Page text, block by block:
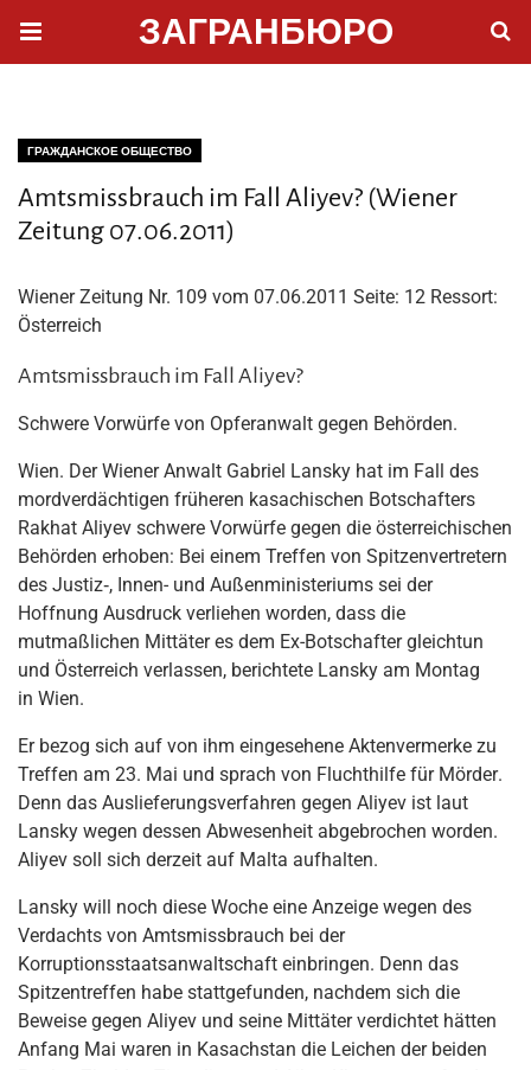
ЗАГРАНБЮРО
ГРАЖДАНСКОЕ ОБЩЕСТВО
Amtsmissbrauch im Fall Aliyev? (Wiener
Zeitung 07.06.2011)
Wiener Zeitung Nr. 109 vom 07.06.2011 Seite: 12 Ressort:
Österreich
Amtsmissbrauch im Fall Aliyev?
Schwere Vorwürfe von Opferanwalt gegen Behörden.
Wien. Der Wiener Anwalt Gabriel Lansky hat im Fall des
mordverdächtigen früheren kasachischen Botschafters
Rakhat Aliyev schwere Vorwürfe gegen die österreichischen
Behörden erhoben: Bei einem Treffen von Spitzenvertretern
des Justiz‑, Innen- und Außenministeriums sei der
Hoffnung Ausdruck verliehen worden, dass die
mutmaßlichen Mittäter es dem Ex-Botschafter gleichtun
und Österreich verlassen, berichtete Lansky am Montag
in Wien.
Er bezog sich auf von ihm eingesehene Aktenvermerke zu
Treffen am 23. Mai und sprach von Fluchthilfe für Mörder.
Denn das Auslieferungsverfahren gegen Aliyev ist laut
Lansky wegen dessen Abwesenheit abgebrochen worden.
Aliyev soll sich derzeit auf Malta aufhalten.
Lansky will noch diese Woche eine Anzeige wegen des
Verdachts von Amtsmissbrauch bei der
Korruptionsstaatsanwaltschaft einbringen. Denn das
Spitzentreffen habe stattgefunden, nachdem sich die
Beweise gegen Aliyev und seine Mittäter verdichtet hätten 
Anfang Mai waren in Kasachstan die Leichen der beiden